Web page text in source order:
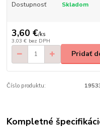
Dostupnosť Skladom
3,60 €/ks
3,03 € bez DPH
Pridať
Číslo produktu:
Kompletné